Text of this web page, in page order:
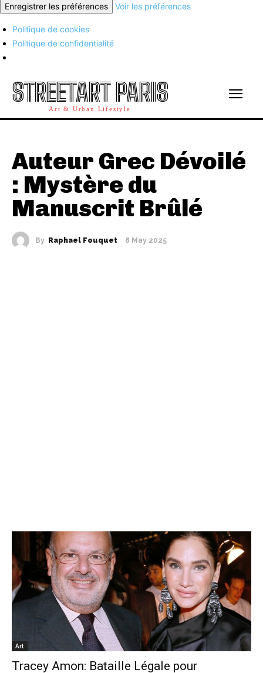
Enregistrer les préférences
Voir les préférences
Politique de cookies
Politique de confidentialité
STREETART PARIS
Art & Urban Lifestyle
Auteur Grec Dévoilé
: Mystère du
Manuscrit Brûlé
By Raphael Fouquet 8 May 2025
Art
Tracey Amon: Bataille Légale pour